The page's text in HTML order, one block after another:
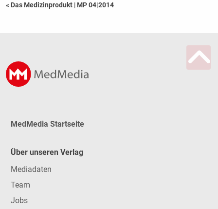
« Das Medizinprodukt | MP 04|2014
MedMedia Startseite
Über unseren Verlag
Mediadaten
Team
Jobs